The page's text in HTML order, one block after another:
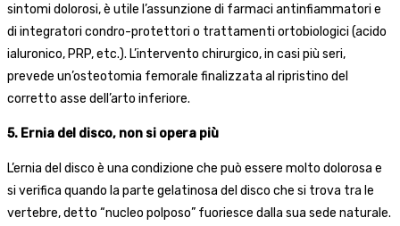
sintomi dolorosi, è utile l’assunzione di farmaci antinfiammatori e
di integratori condro-protettori o trattamenti ortobiologici (acido
ialuronico, PRP, etc.). L’intervento chirurgico, in casi più seri,
prevede un’osteotomia femorale finalizzata al ripristino del
corretto asse dell’arto inferiore.
5. Ernia del disco, non si opera più
L’ernia del disco è una condizione che può essere molto dolorosa e
si verifica quando la parte gelatinosa del disco che si trova tra le
vertebre, detto “nucleo polposo” fuoriesce dalla sua sede naturale.